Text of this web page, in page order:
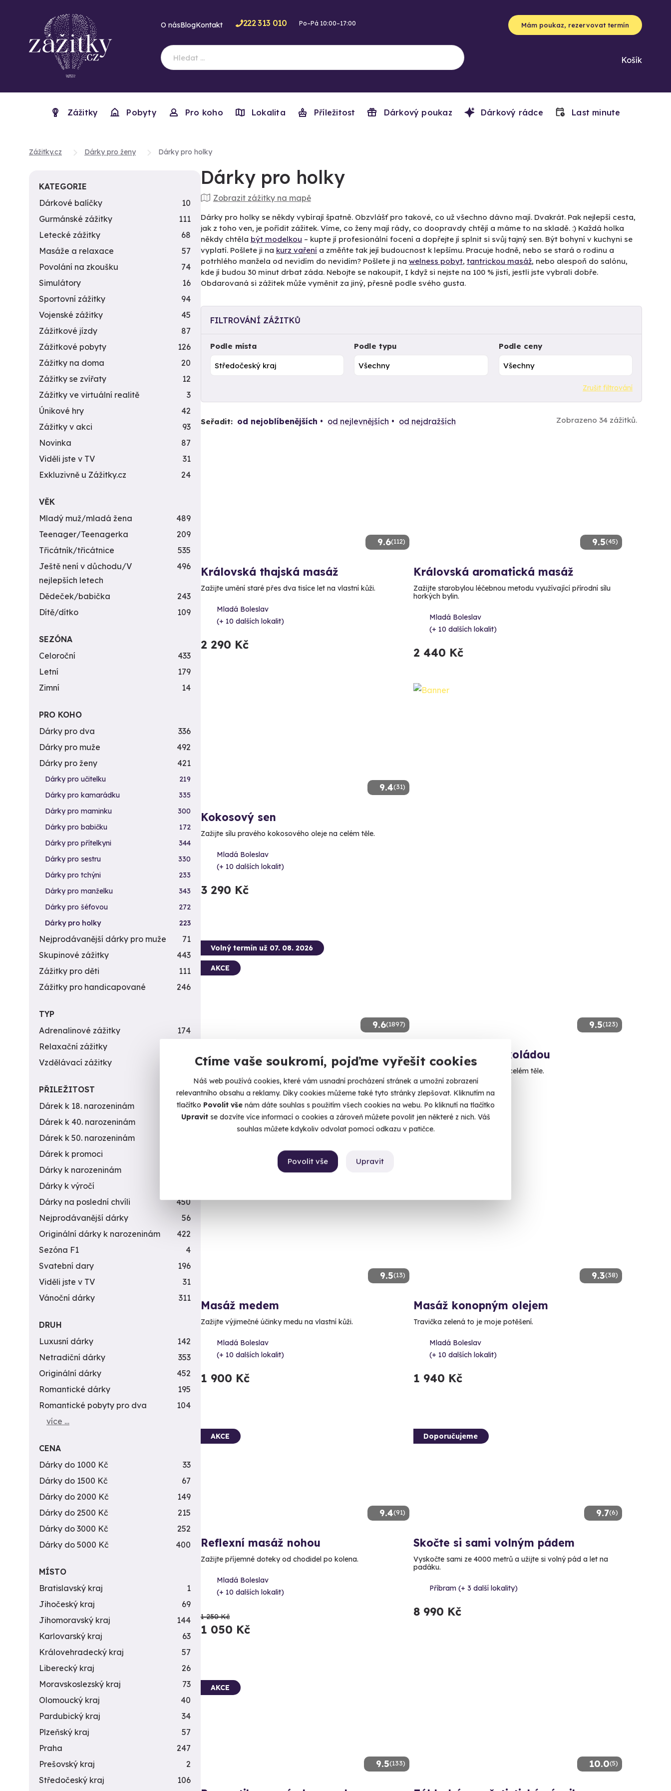
Ctíme vaše soukromí, pojďme vyřešit cookies
Náš web používá cookies, které vám usnadní procházení stránek a umožní zobrazení
relevantního obsahu a reklamy. Díky cookies můžeme také tyto stránky zlepšovat. Kliknutím na
tlačítko Povolit vše nám dáte souhlas s použitím všech cookies na webu. Po kliknutí na tlačítko
Upravitse dozvíte více informací o cookies a zároveň můžete povolit jen některé z nich. Váš
souhlas můžete kdykoliv odvolat pomocí odkazu v patičce.
Upravit
Povolit vše
O násBlogKontakt 222 313 010 Po–Pá 10:00–17:00 Mám poukaz, rezervovat termín
Košík
Zážitky Pobyty Pro koho Lokalita Příležitost Dárkový poukaz Dárkový rádce Last minute
Zážitky.cz Dárky pro ženy Dárky pro holky
Dárky pro holky
Zobrazit zážitky na mapě
Dárky pro holky se někdy vybírají špatně. Obzvlášť pro takové, co už všechno dávno mají. Dvakrát. Pak nejlepší cesta,
jak z toho ven, je pořídit zážitek. Víme, co ženy mají rády, co doopravdy chtějí a máme to na skladě. :) Každá holka
někdy chtěla být modelkou – kupte jí profesionální focení a dopřejte jí splnit si svůj tajný sen. Být bohyní v kuchyni se
vyplatí. Pošlete ji na kurz vaření a změňte tak její budoucnost k lepšímu. Pracuje hodně, nebo se stará o rodinu a
potrhlého manžela od nevidím do nevidím? Pošlete ji na welness pobyt, tantrickou masáž, nebo alespoň do salónu,
kde jí budou 30 minut drbat záda. Nebojte se nakoupit, I když si nejste na 100 % jistí, jestli jste vybrali dobře.
Obdarovaná si zážitek může vyměnit za jiný, přesně podle svého gusta.
FILTROVÁNÍ ZÁŽITKŮ
Podle místa Podle typu Podle ceny
Zrušit filtrování
Seřadit: od nejoblíbenějších od nejlevnějších od nejdražších Zobrazeno 34 zážitků.
9.6(112)
Královská thajská masáž
Zažijte umění staré přes dva tisíce let na vlastní kůži.
Mladá Boleslav
(+ 10 dalších lokalit)
2 290 Kč
9.5(45)
Královská aromatická masáž
Zažijte starobylou léčebnou metodu využívající přírodní sílu
horkých bylin.
Mladá Boleslav
(+ 10 dalších lokalit)
2 440 Kč
9.4(31)
Kokosový sen
Zažijte sílu pravého kokosového oleje na celém těle.
Mladá Boleslav
(+ 10 dalších lokalit)
3 290 Kč
9.6(1897)
Volný termín už 07. 08. 2026
AKCE
Let balónem
Dechberoucí výhled a nezapomenutelný zážitek
Benešov (Konopiště)
(+ 40 dalších lokalit)
9.5(123)
Masáž horkou čokoládou
Zažijte čokoládový pocit na celém těle.
Mladá Boleslav
(+ 10 dalších lokalit)
1 900 Kč
9.5(13)
Masáž medem
Zažijte výjimečné účinky medu na vlastní kůži.
Mladá Boleslav
(+ 10 dalších lokalit)
1 900 Kč
9.3(38)
Masáž konopným olejem
Travička zelená to je moje potěšení.
Mladá Boleslav
(+ 10 dalších lokalit)
1 940 Kč
9.4(91)
AKCE
Reflexní masáž nohou
Zažijte příjemné doteky od chodidel po kolena.
Mladá Boleslav
(+ 10 dalších lokalit)
1 250 Kč
1 050 Kč
9.7(6)
Doporučujeme
Skočte si sami volným pádem
Vyskočte sami ze 4000 metrů a užijte si volný pád a let na
padáku.
Příbram (+ 3 další lokality)
8 990 Kč
9.5(133)
AKCE
10.0(5)
KATEGORIE
Dárkové balíčky
10
Gurmánské zážitky
111
Letecké zážitky
68
Masáže a relaxace
57
Povolání na zkoušku
74
Simulátory
16
Sportovní zážitky
94
Vojenské zážitky
45
Zážitkové jízdy
87
Zážitkové pobyty
126
Zážitky na doma
20
Zážitky se zvířaty
12
Zážitky ve virtuální realitě
3
Únikové hry
42
Zážitky v akci
93
Novinka
87
Viděli jste v TV
31
Exkluzivně u Zážitky.cz
24
VĚK
Mladý muž/mladá žena
489
Teenager/Teenagerka
209
Třicátník/třicátnice
535
Ještě není v důchodu/V
nejlepších letech
496
Dědeček/babička
243
Dítě/dítko
109
SEZÓNA
Celoroční
433
Letní
179
Zimní
14
PRO KOHO
Dárky pro dva
336
Dárky pro muže
492
Dárky pro ženy
421
Dárky pro učitelku
219
Dárky pro kamarádku
335
Dárky pro maminku
300
Dárky pro babičku
172
Dárky pro přítelkyni
344
Dárky pro sestru
330
Dárky pro tchýni
233
Dárky pro manželku
343
Dárky pro šéfovou
272
Dárky pro holky
223
Nejprodávanější dárky pro muže
71
Skupinové zážitky
443
Zážitky pro děti
111
Zážitky pro handicapované
246
TYP
Adrenalinové zážitky
174
Relaxační zážitky
Vzdělávací zážitky
PŘILEŽITOST
Dárek k 18. narozeninám
256
Dárek k 40. narozeninám
453
Dárek k 50. narozeninám
Dárek k promoci
Dárky k narozeninám
Dárky k výročí
Dárky na poslední chvíli
450
Nejprodávanější dárky
56
Originální dárky k narozeninám
422
Sezóna F1
4
Svatební dary
196
Viděli jste v TV
31
Vánoční dárky
311
DRUH
Luxusní dárky
142
Netradiční dárky
353
Originální dárky
452
Romantické dárky
195
Romantické pobyty pro dva
104
více …
CENA
Dárky do 1000 Kč
33
Dárky do 1500 Kč
67
Dárky do 2000 Kč
149
Dárky do 2500 Kč
215
Dárky do 3000 Kč
252
Dárky do 5000 Kč
400
MÍSTO
Bratislavský kraj
1
Jihočeský kraj
69
Jihomoravský kraj
144
Karlovarský kraj
63
Královehradecký kraj
57
Liberecký kraj
26
Moravskoslezský kraj
73
Olomoucký kraj
40
Pardubický kraj
34
Plzeňský kraj
57
Praha
247
Prešovský kraj
2
Středočeský kraj
106